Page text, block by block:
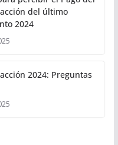
del último
2024
2024: Preguntas